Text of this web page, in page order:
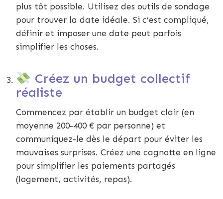
plus tôt possible. Utilisez des outils de sondage
pour trouver la date idéale. Si c’est compliqué,
définir et imposer une date peut parfois
simplifier les choses.
Créez un budget collectif
réaliste
Commencez par établir un budget clair (en
moyenne 200-400 € par personne) et
communiquez-le dès le départ pour éviter les
mauvaises surprises. Créez une cagnotte en ligne
pour simplifier les paiements partagés
(logement, activités, repas).